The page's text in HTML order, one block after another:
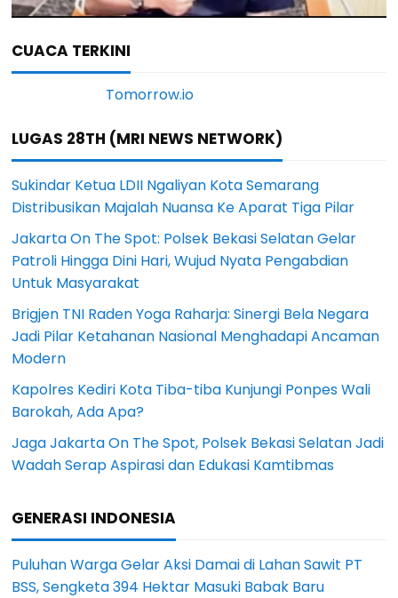
CUACA TERKINI
LUGAS 28TH (MRI NEWS NETWORK)
Sukindar Ketua LDII Ngaliyan Kota Semarang
Distribusikan Majalah Nuansa Ke Aparat Tiga Pilar
Jakarta On The Spot: Polsek Bekasi Selatan Gelar
Patroli Hingga Dini Hari, Wujud Nyata Pengabdian
Untuk Masyarakat
Brigjen TNI Raden Yoga Raharja: Sinergi Bela Negara
Jadi Pilar Ketahanan Nasional Menghadapi Ancaman
Modern
Kapolres Kediri Kota Tiba-tiba Kunjungi Ponpes Wali
Barokah, Ada Apa?
Jaga Jakarta On The Spot, Polsek Bekasi Selatan Jadi
Wadah Serap Aspirasi dan Edukasi Kamtibmas
GENERASI INDONESIA
Puluhan Warga Gelar Aksi Damai di Lahan Sawit PT
BSS, Sengketa 394 Hektar Masuki Babak Baru